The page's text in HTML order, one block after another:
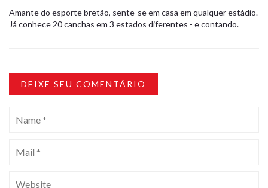
Amante do esporte bretão, sente-se em casa em qualquer estádio.
Já conhece 20 canchas em 3 estados diferentes - e contando.
DEIXE SEU COMENTÁRIO